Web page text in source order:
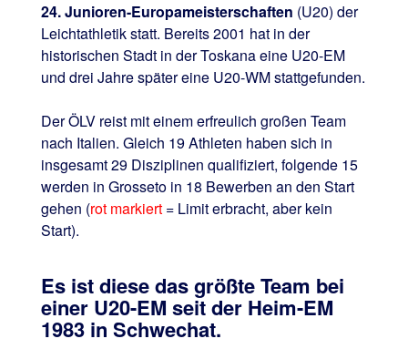
24. Junioren-Europameisterschaften (U20) der
Leichtathletik statt. Bereits 2001 hat in der
historischen Stadt in der Toskana eine U20-EM
und drei Jahre später eine U20-WM stattgefunden.
Der ÖLV reist mit einem erfreulich großen Team
nach Italien. Gleich 19 Athleten haben sich in
insgesamt 29 Disziplinen qualifiziert, folgende 15
werden in Grosseto in 18 Bewerben an den Start
gehen (rot markiert= Limit erbracht, aber kein
Start).
Es ist diese das größte Team bei
einer U20-EM seit der Heim-EM
1983 in Schwechat.